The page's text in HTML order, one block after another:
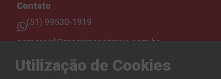
Utilização de Cookies
Contato
(51) 99530-1919
comercial@maquinasprimus.com.br
Redes Sociais